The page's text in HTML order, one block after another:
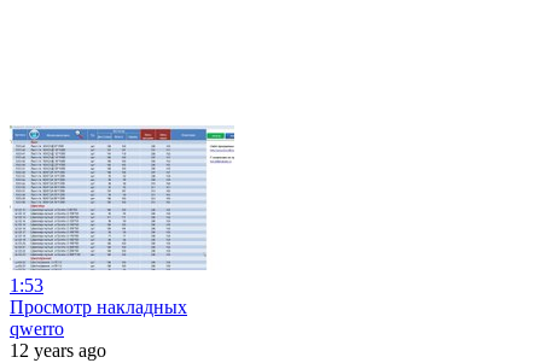
1:53
Просмотр накладных
qwerro
12 years ago